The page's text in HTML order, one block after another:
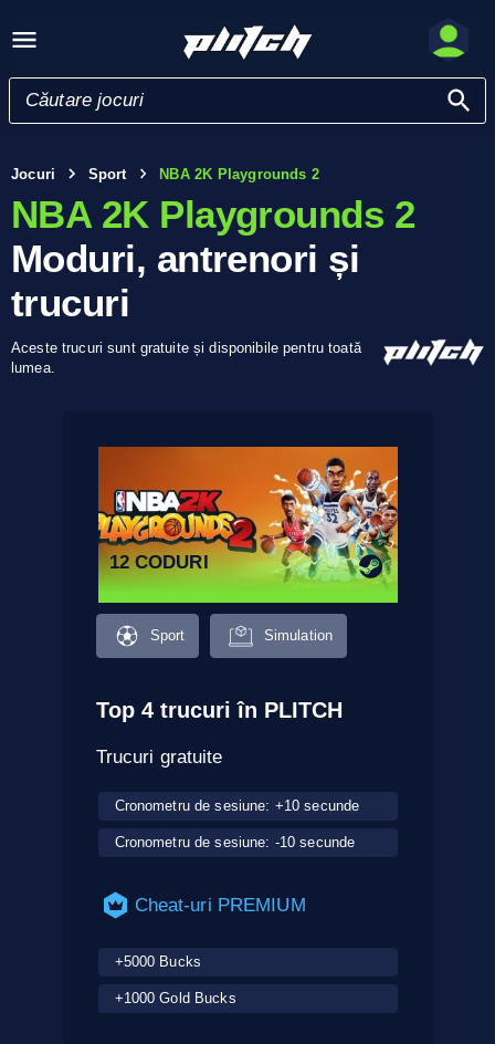
Jocuri Sport NBA 2K Playgrounds 2
NBA 2K Playgrounds 2
Moduri, antrenori și
trucuri
Aceste trucuri sunt gratuite și disponibile pentru toată
lumea.
12 CODURI
Sport Simulation
Top 4 trucuri în PLITCH
Trucuri gratuite
Cronometru de sesiune: +10 secunde
Cronometru de sesiune: -10 secunde
Cheat-uri PREMIUM
+5000 Bucks
+1000 Gold Bucks